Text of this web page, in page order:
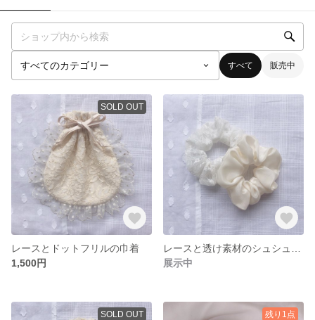
すべて 販売中
SOLD OUT
レースとドットフリルの巾着
1,500円
展示中
SOLD OUT 残り1点